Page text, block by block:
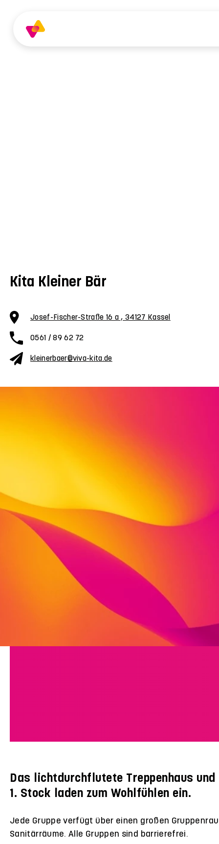
Kita Kleiner Bär
Josef-Fischer-Straße 16 a , 34127 Kassel
0561 / 89 62 72
kleinerbaer@viva-kita.de
Und wir sind nicht nur „Nachbarn“ sondern fühlen
unterstützen uns gegenseitig und organisieren
Unser Haus ist außergewöhnlich schön. Wir haben
In die hellen Räume würde man am liebsten
insgesamt 600 qm Fläche.
Seit 2017 sind wir anerkannte “Sprach-Kita”.
Das lichtdurchflutete Treppenhaus
1. Stock laden zum Wohlfühlen ein.
Jede Gruppe verfügt über einen großen
Sanitärräume. Alle Gruppen sind barrierefrei.